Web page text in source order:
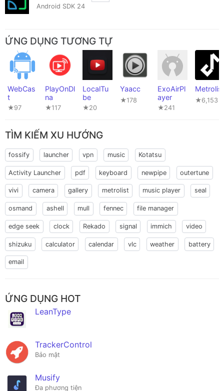
Android SDK 24
ỨNG DỤNG TƯƠNG TỰ
WebCas
t
★97
PlayOnDl
na
★117
LocalTu
be
★20
Yaacc
★178
ExoAirPl
ayer
★241
Metrolist
★6,153
TÌM KIẾM XU HƯỚNG
fossify launcher vpn music Kotatsu
Activity Launcher pdf keyboard newpipe outertune
vivi camera gallery metrolist music player seal
osmand ashell mull fennec file manager
edge seek clock Rekado signal immich video
shizuku calculator calendar vlc weather battery
email
ỨNG DỤNG HOT
LeanType
TrackerControl
Bảo mật
Musify
Đa phương tiện